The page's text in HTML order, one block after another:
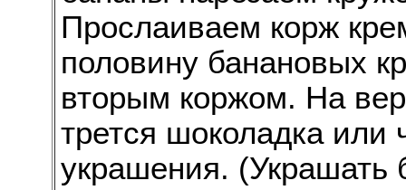
Прослаиваем корж
половину банановых
вторым коржом. На
трется шоколадка или
украшения. (Украшать